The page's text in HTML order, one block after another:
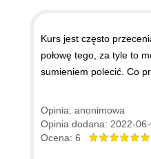
Kurs jest często
połowę tego, za tyle to
sumieniem polecić. Co
mankamenty, faktycznie
ale jest kompletny -
wiedzę, wytłumaczyli
spełnia swoje zadanie.
Opinia: anonimowa
Opinia dodana: 2022-
Ocena: 6